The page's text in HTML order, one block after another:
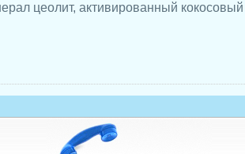
цеолит, активированный кокосовый